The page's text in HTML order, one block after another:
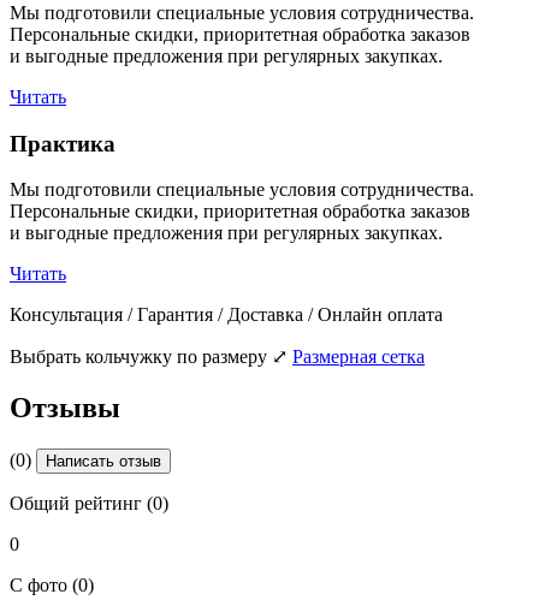
Мы подготовили специальные условия сотрудничества.
Персональные скидки, приоритетная обработка заказов
и выгодные предложения при регулярных закупках.
Читать
Практика
Мы подготовили специальные условия сотрудничества.
Персональные скидки, приоритетная обработка заказов
и выгодные предложения при регулярных закупках.
Читать
Консультация / Гарантия / Доставка / Онлайн оплата
Выбрать кольчужку по размеру ⤢ Размерная сетка
Отзывы
(0) Написать отзыв
Общий рейтинг (0)
0
С фото (0)